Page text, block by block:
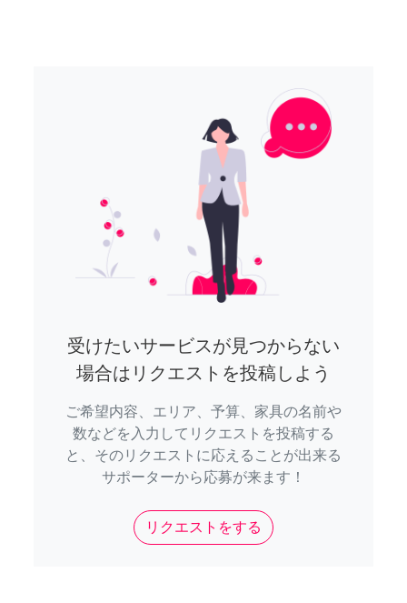
受けたいサービスが見つからない
場合はリクエストを投稿しよう
ご希望内容、エリア、予算、家具の名前や
数などを入力してリクエストを投稿する
と、そのリクエストに応えることが出来る
サポーターから応募が来ます！
リクエストをする